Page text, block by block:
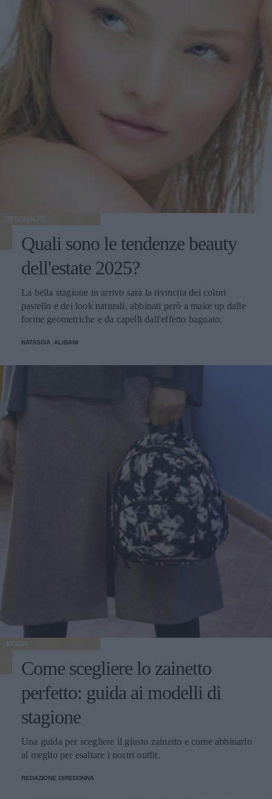
TENDENZE
Quali sono le tendenze beauty
dell'estate 2025?
La bella stagione in arrivo sarà la rivincita dei colori
pastello e dei look naturali, abbinati però a make up dalle
forme geometriche e da capelli dall'effetto bagnato.
NATASCIA_ALIBANI
MODA
Come scegliere lo zainetto
perfetto: guida ai modelli di
stagione
Una guida per scegliere il giusto zainetto e come abbinarlo
al meglio per esaltare i nostri outfit.
REDAZIONE DIREDONNA